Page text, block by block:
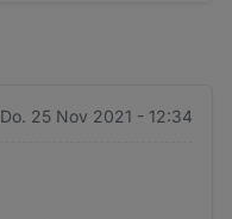
Do. 25 Nov 2021 - 12:34